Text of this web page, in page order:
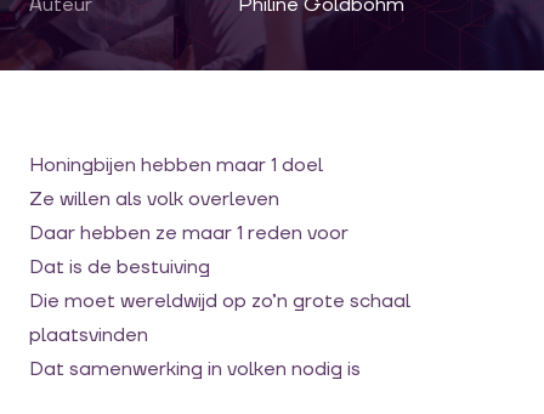
Auteur
Philine Goldbohm
Honingbijen hebben maar 1 doel
Ze willen als volk overleven
Daar hebben ze maar 1 reden voor
Dat is de bestuiving
Die moet wereldwijd op zo’n grote schaal
plaatsvinden
Dat samenwerking in volken nodig is